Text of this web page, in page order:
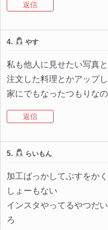
返信
4. やす
私も他人に見せたい写真
注文した料理とかアップ
家にでもなったつもりな
返信
5. らいもん
加工ばっかしてぶすをか
しょーもない
インスタやってるやつだ
ろ